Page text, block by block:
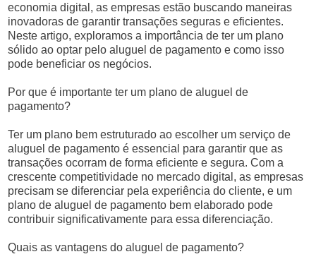
economia digital, as empresas estão buscando maneiras
inovadoras de garantir transações seguras e eficientes.
Neste artigo, exploramos a importância de ter um plano
sólido ao optar pelo aluguel de pagamento e como isso
pode beneficiar os negócios.
Por que é importante ter um plano de aluguel de
pagamento?
Ter um plano bem estruturado ao escolher um serviço de
aluguel de pagamento é essencial para garantir que as
transações ocorram de forma eficiente e segura. Com a
crescente competitividade no mercado digital, as empresas
precisam se diferenciar pela experiência do cliente, e um
plano de aluguel de pagamento bem elaborado pode
contribuir significativamente para essa diferenciação.
Quais as vantagens do aluguel de pagamento?